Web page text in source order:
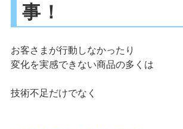
事！
お客さまが行動しなかったり
変化を実感できない商品の多くは
技術不足だけでなく